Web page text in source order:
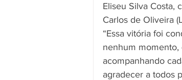
Eliseu Silva Costa,
Carlos de Oliveira
“Essa vitória foi
nenhum momento,
acompanhando
agradecer a todos